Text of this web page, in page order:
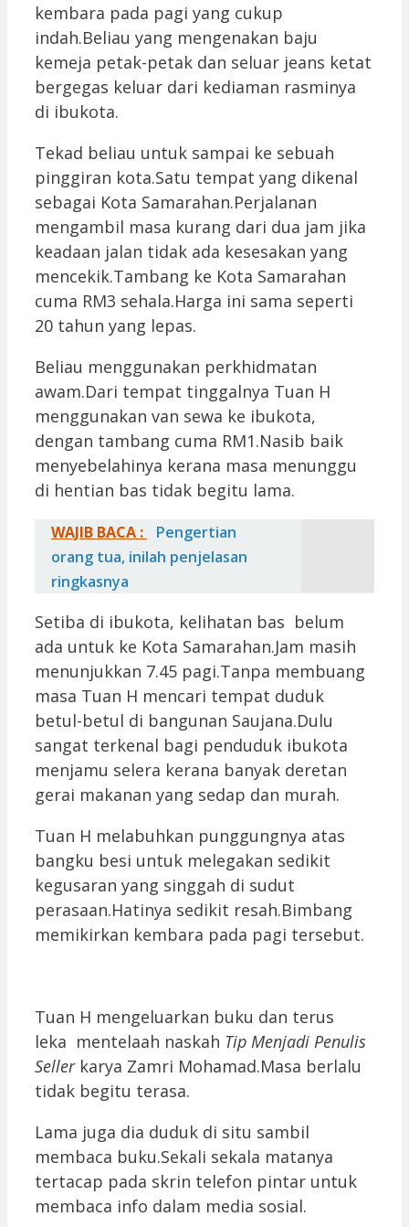
kembara pada pagi yang cukup
indah.Beliau yang mengenakan baju
kemeja petak-petak dan seluar jeans ketat
bergegas keluar dari kediaman rasminya
di ibukota.
Tekad beliau untuk sampai ke sebuah
pinggiran kota.Satu tempat yang dikenal
sebagai Kota Samarahan.Perjalanan
mengambil masa kurang dari dua jam jika
keadaan jalan tidak ada kesesakan yang
mencekik.Tambang ke Kota Samarahan
cuma RM3 sehala.Harga ini sama seperti
20 tahun yang lepas.
Beliau menggunakan perkhidmatan
awam.Dari tempat tinggalnya Tuan H
menggunakan van sewa ke ibukota,
dengan tambang cuma RM1.Nasib baik
menyebelahinya kerana masa menunggu
di hentian bas tidak begitu lama.
WAJIB BACA :
Pengertian
orang tua, inilah penjelasan
ringkasnya
Setiba di ibukota, kelihatan bas belum
ada untuk ke Kota Samarahan.Jam masih
menunjukkan 7.45 pagi.Tanpa membuang
masa Tuan H mencari tempat duduk
betul-betul di bangunan Saujana.Dulu
sangat terkenal bagi penduduk ibukota
menjamu selera kerana banyak deretan
gerai makanan yang sedap dan murah.
Tuan H melabuhkan punggungnya atas
bangku besi untuk melegakan sedikit
kegusaran yang singgah di sudut
perasaan.Hatinya sedikit resah.Bimbang
memikirkan kembara pada pagi tersebut.
Tuan H mengeluarkan buku dan terus
leka mentelaah naskah Tip Menjadi Penulis
Sellerkarya Zamri Mohamad.Masa berlalu
tidak begitu terasa.
Lama juga dia duduk di situ sambil
membaca buku.Sekali sekala matanya
tertacap pada skrin telefon pintar untuk
membaca info dalam media sosial.